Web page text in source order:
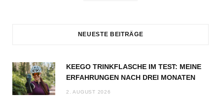
NEUESTE BEITRÄGE
KEEGO TRINKFLASCHE IM TEST: MEINE
ERFAHRUNGEN NACH DREI MONATEN
2. AUGUST 2026